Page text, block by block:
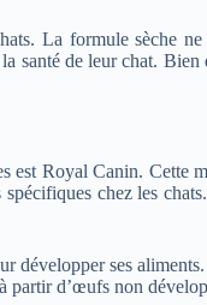
La formule sèche
santé de leur chat.
est Royal Canin. Cette
chez les
développer ses
partir d’œufs non